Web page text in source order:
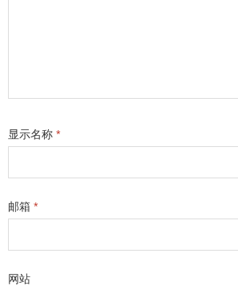
显示名称 *
邮箱 *
网站